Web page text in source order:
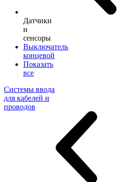
Датчики
и
сенсоры
Выключатель
концевой
Показать
все
Системы ввода
для кабелей и
проводов